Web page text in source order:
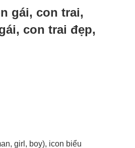
gái, con trai,
con trai đẹp,
girl, boy), icon biểu